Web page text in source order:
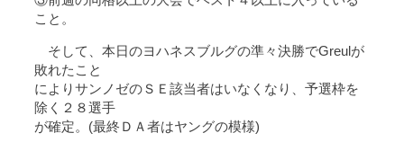
こと。
そして、本日のヨハネスブルグの準々決勝でGreulが
敗れたこと
によりサンノゼのＳＥ該当者はいなくなり、予選枠を
除く２８選手
が確定。(最終ＤＡ者はヤングの模様)